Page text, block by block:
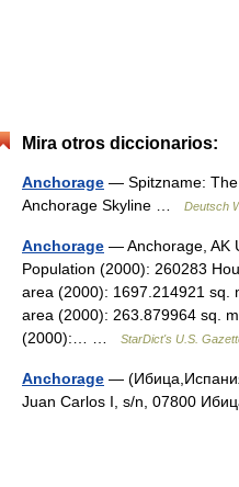
Mira otros diccionarios:
Anchorage — Spitzname:
Anchorage Skyline …
Deutsch
Anchorage — Anchorage, AK
Population (2000): 260283
area (2000): 1697.214921 sq.
area (2000): 263.879964 sq.
(2000):… …
StarDict's U.S.
Anchorage —
Juan Carlos I, s/n, 07800